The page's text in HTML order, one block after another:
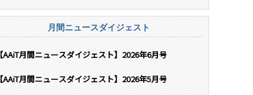
月間ニュースダイジェスト
【AAiT月間ニュースダイジェスト】2026年6月号
【AAiT月間ニュースダイジェスト】2026年5月号